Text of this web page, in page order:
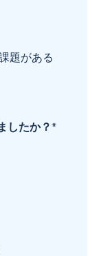
題がある
したか？*